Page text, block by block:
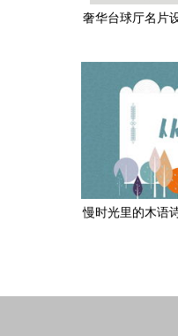
奢华台球厅名片
慢时光里的木语